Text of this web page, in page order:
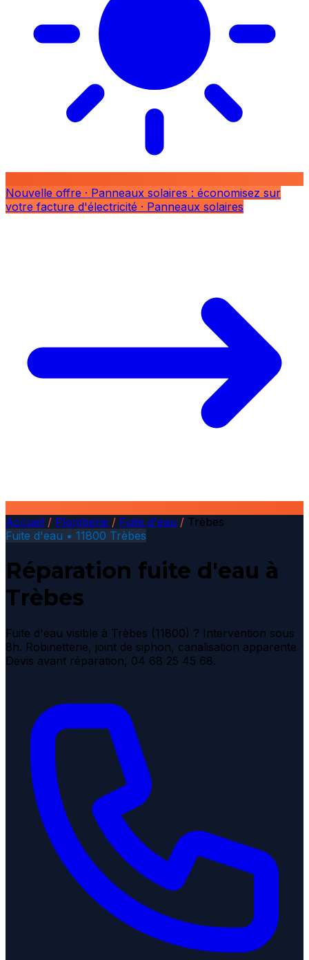
Nouvelle offre · Panneaux solaires : économisez sur
votre facture d'électricité · Panneaux solaires
Accueil / Plomberie / Fuite d'eau / Trèbes
Fuite d'eau • 11800 Trèbes
Réparation fuite d'eau à
Trèbes
Fuite d'eau visible à Trèbes (11800) ? Intervention sous
8h. Robinetterie, joint de siphon, canalisation apparente.
Devis avant réparation, 04 68 25 45 68.